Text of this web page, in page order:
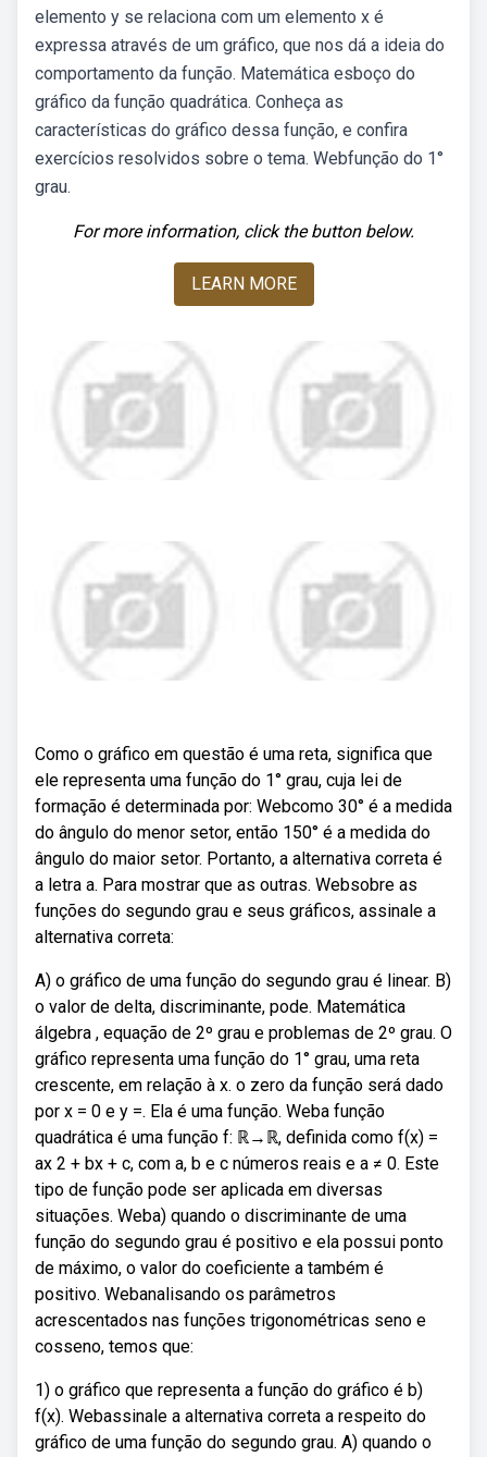
elemento y se relaciona com um elemento x é
expressa através de um gráfico, que nos dá a ideia do
comportamento da função. Matemática esboço do
gráfico da função quadrática. Conheça as
características do gráfico dessa função, e confira
exercícios resolvidos sobre o tema. Webfunção do 1°
grau.
For more information, click the button below.
LEARN MORE
Como o gráfico em questão é uma reta, significa que
ele representa uma função do 1° grau, cuja lei de
formação é determinada por: Webcomo 30° é a medida
do ângulo do menor setor, então 150° é a medida do
ângulo do maior setor. Portanto, a alternativa correta é
a letra a. Para mostrar que as outras. Websobre as
funções do segundo grau e seus gráficos, assinale a
alternativa correta:
A) o gráfico de uma função do segundo grau é linear. B)
o valor de delta, discriminante, pode. Matemática
álgebra , equação de 2º grau e problemas de 2º grau. O
gráfico representa uma função do 1° grau, uma reta
crescente, em relação à x. o zero da função será dado
por x = 0 e y =. Ela é uma função. Weba função
quadrática é uma função f: ℝ→ℝ, definida como f(x) =
ax 2 + bx + c, com a, b e c números reais e a ≠ 0. Este
tipo de função pode ser aplicada em diversas
situações. Weba) quando o discriminante de uma
função do segundo grau é positivo e ela possui ponto
de máximo, o valor do coeficiente a também é
positivo. Webanalisando os parâmetros
acrescentados nas funções trigonométricas seno e
cosseno, temos que:
1) o gráfico que representa a função do gráfico é b)
f(x). Webassinale a alternativa correta a respeito do
gráfico de uma função do segundo grau. A) quando o